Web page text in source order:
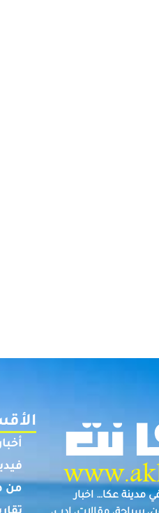
مدينة عكا… اخبار
من